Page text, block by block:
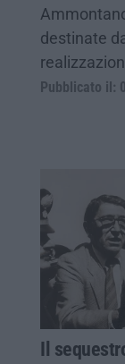
destinate
Pubblicato il:
Il